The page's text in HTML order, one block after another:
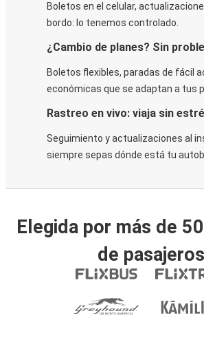
Boletos en el celular,
bordo: lo tenemos controlado.
¿Cambio de planes? Sin
Boletos flexibles, paradas de fácil
económicas que se adaptan a tus
Rastreo en vivo: viaja sin
Seguimiento y actualizaciones al
siempre sepas dónde está tu
Elegida por más de
de